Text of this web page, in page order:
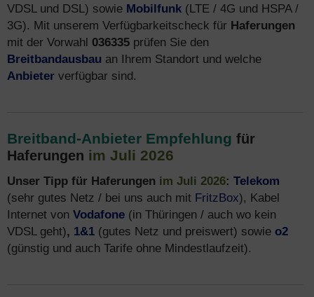
VDSL und DSL) sowie Mobilfunk (LTE / 4G und HSPA /
3G). Mit unserem Verfügbarkeitscheck für Haferungen
mit der Vorwahl 036335 prüfen Sie den
Breitbandausbau an Ihrem Standort und welche
Anbieter verfügbar sind.
Breitband-Anbieter Empfehlung für
Haferungen im Juli 2026
Unser Tipp für Haferungen im Juli 2026: Telekom
(sehr gutes Netz / bei uns auch mit FritzBox), Kabel
Internet von Vodafone (in Thüringen / auch wo kein
VDSL geht), 1&1 (gutes Netz und preiswert) sowie o2
(günstig und auch Tarife ohne Mindestlaufzeit).